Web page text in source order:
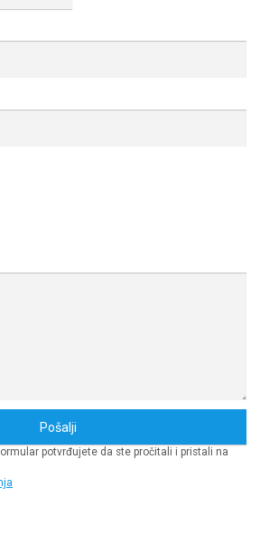
potvrđujete da ste pročitali i pristali na